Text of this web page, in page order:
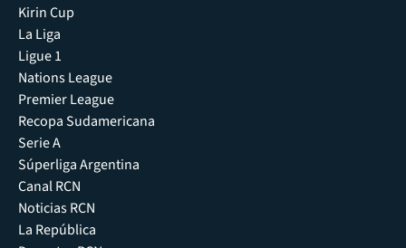
Kirin Cup
La Liga
Ligue 1
Nations League
Premier League
Recopa Sudamericana
Serie A
Súperliga Argentina
Canal RCN
Noticias RCN
La República